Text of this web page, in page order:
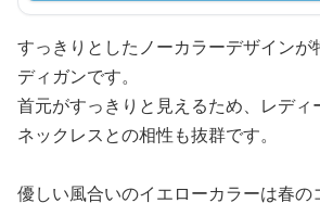
すっきりとしたノーカラーデザインが
ディガンです。
首元がすっきりと見えるため、レディ
ネックレスとの相性も抜群です。
優しい風合いのイエローカラーは春の